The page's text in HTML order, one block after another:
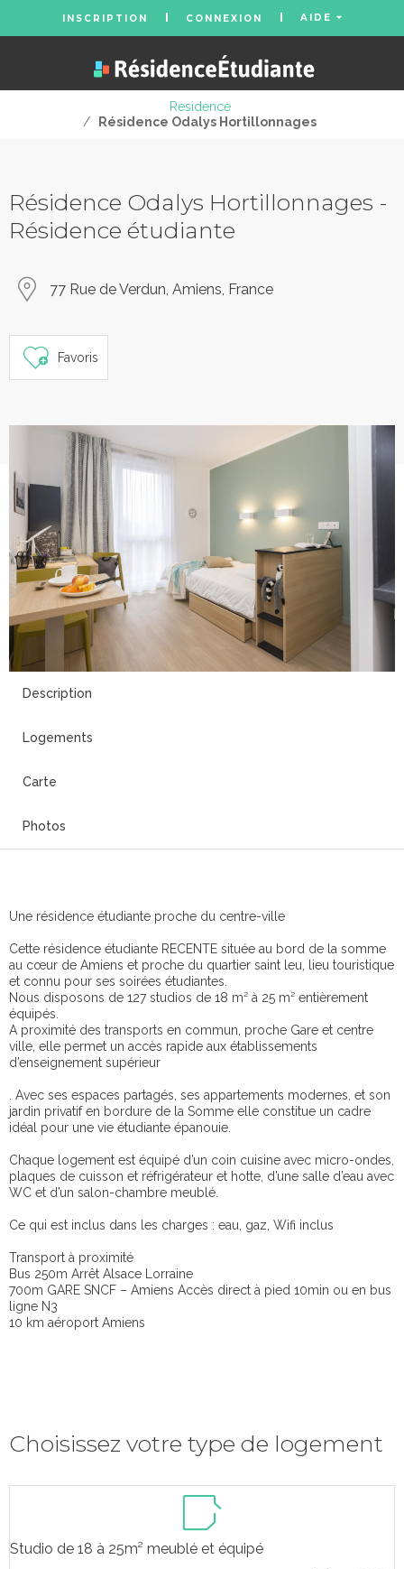
INSCRIPTION CONNEXION AIDE
Residence
/
Résidence Odalys Hortillonnages
Résidence Odalys Hortillonnages -
Résidence étudiante
77 Rue de Verdun, Amiens, France
Favoris
Description
Logements
Carte
Photos
Une résidence étudiante proche du centre-ville
Cette résidence étudiante RECENTE située au bord de la somme
au cœur de Amiens et proche du quartier saint leu, lieu touristique
et connu pour ses soirées étudiantes.
Nous disposons de 127 studios de 18 m² à 25 m² entièrement
équipés.
A proximité des transports en commun, proche Gare et centre
ville, elle permet un accès rapide aux établissements
d’enseignement supérieur
. Avec ses espaces partagés, ses appartements modernes, et son
jardin privatif en bordure de la Somme elle constitue un cadre
idéal pour une vie étudiante épanouie.
Chaque logement est équipé d’un coin cuisine avec micro-ondes,
plaques de cuisson et réfrigérateur et hotte, d’une salle d’eau avec
WC et d’un salon-chambre meublé.
Ce qui est inclus dans les charges : eau, gaz, Wifi inclus
Transport à proximité
Bus 250m Arrêt Alsace Lorraine
700m GARE SNCF – Amiens Accès direct à pied 10min ou en bus
ligne N3
10 km aéroport Amiens
Choisissez votre type de logement
Studio de 18 à 25m² meublé et équipé